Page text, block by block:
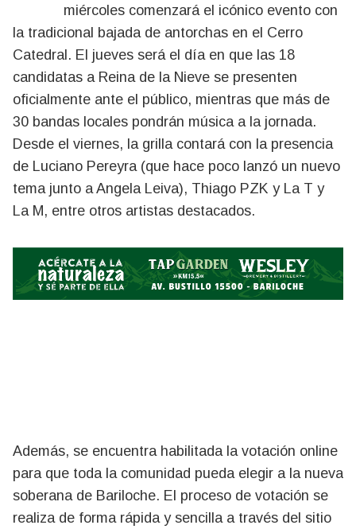
miércoles comenzará el icónico evento con
la tradicional bajada de antorchas en el Cerro
Catedral. El jueves será el día en que las 18
candidatas a Reina de la Nieve se presenten
oficialmente ante el público, mientras que más de
30 bandas locales pondrán música a la jornada.
Desde el viernes, la grilla contará con la presencia
de Luciano Pereyra (que hace poco lanzó un nuevo
tema junto a Angela Leiva), Thiago PZK y La T y
La M, entre otros artistas destacados.
Además, se encuentra habilitada la votación online
para que toda la comunidad pueda elegir a la nueva
soberana de Bariloche. El proceso de votación se
realiza de forma rápida y sencilla a través del sitio